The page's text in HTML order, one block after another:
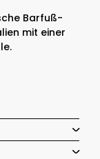
Barfuß-
mit einer